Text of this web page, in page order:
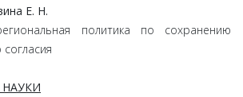
Е. Н.
политика по сохранению